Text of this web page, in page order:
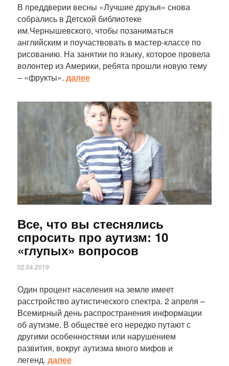
В преддверии весны «Лучшие друзья» снова
собрались в Детской библиотеке
им.Чернышевского, чтобы позаниматься
английским и поучаствовать в мастер-классе по
рисованию. На занятии по языку, которое провела
волонтер из Америки, ребята прошли новую тему
– «фрукты». далее
Все, что вы стеснялись
спросить про аутизм: 10
«глупых» вопросов
02.04.2019
Один процент населения на земле имеет
расстройство аутистического спектра. 2 апреля –
Всемирный день распространения информации
об аутизме. В обществе его нередко путают с
другими особенностями или нарушением
развития, вокруг аутизма много мифов и
легенд. далее